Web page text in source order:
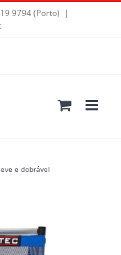
9794 (Porto) |
e dobrável